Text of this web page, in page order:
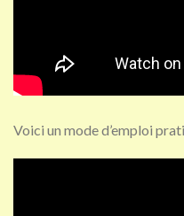
Voici un mode d’emploi